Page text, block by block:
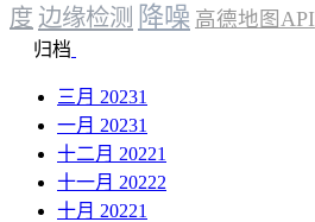
度 边缘检测 降噪 高德地图API
归档
三月 20231
一月 20231
十二月 20221
十一月 20222
十月 20221